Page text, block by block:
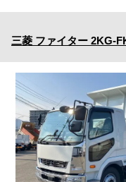
三菱 ファイター 2KG-